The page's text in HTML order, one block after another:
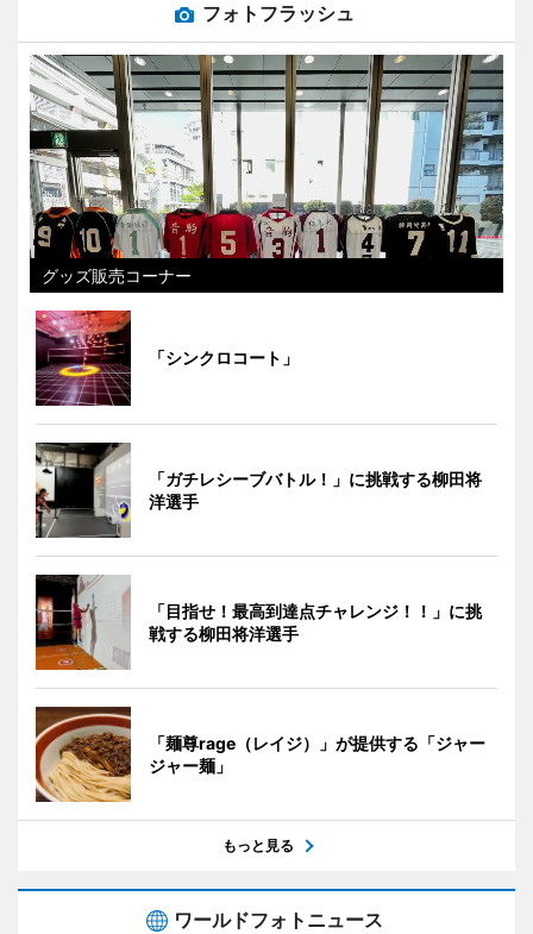
フォトフラッシュ
グッズ販売コーナー
「シンクロコート」
「ガチレシーブバトル！」に挑戦する柳田将
洋選手
「目指せ！最高到達点チャレンジ！！」に挑
戦する柳田将洋選手
「麺尊rage（レイジ）」が提供する「ジャー
ジャー麺」
もっと見る
ワールドフォトニュース